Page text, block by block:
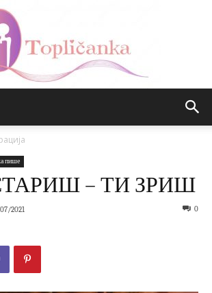
пише
– ТИ ЗРИШ
2021 0